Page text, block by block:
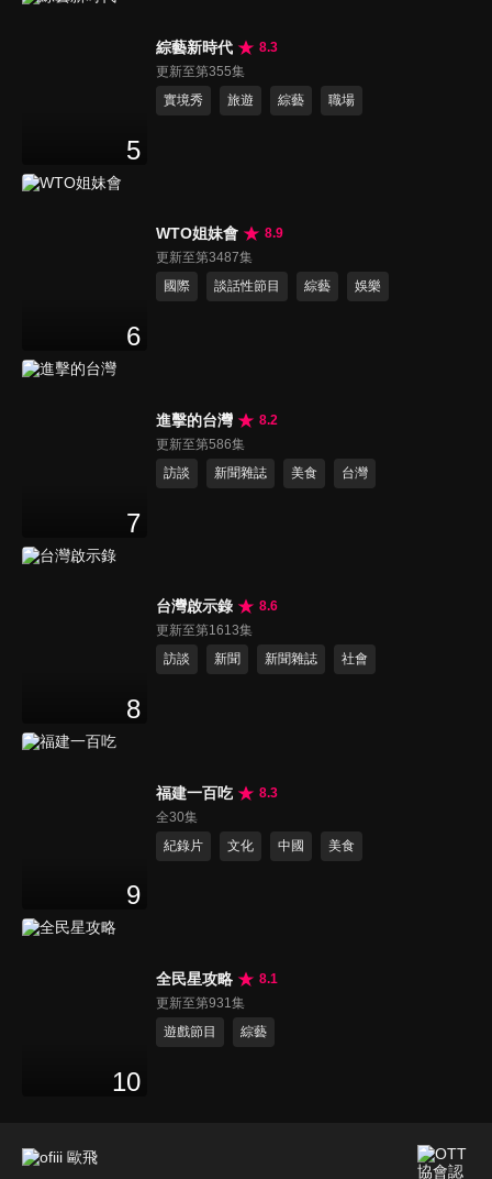
5
綜藝新時代
8.3
更新至第355集
實境秀
旅遊 綜藝 職場
6
WTO姐妹會
8.9
更新至第3487集
國際
談話性節目 綜藝 娛樂
7
進擊的台灣
8.2
更新至第586集
訪談
新聞雜誌 美食 台灣
8
台灣啟示錄
8.6
更新至第1613集
訪談
新聞 新聞雜誌 社會
9
福建一百吃
8.3
全30集
紀錄片
文化 中國 美食
10
全民星攻略
8.1
更新至第931集
遊戲節目
綜藝